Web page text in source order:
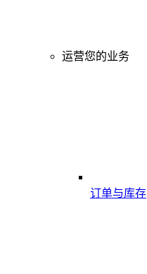
运营您的业务
订单与库存